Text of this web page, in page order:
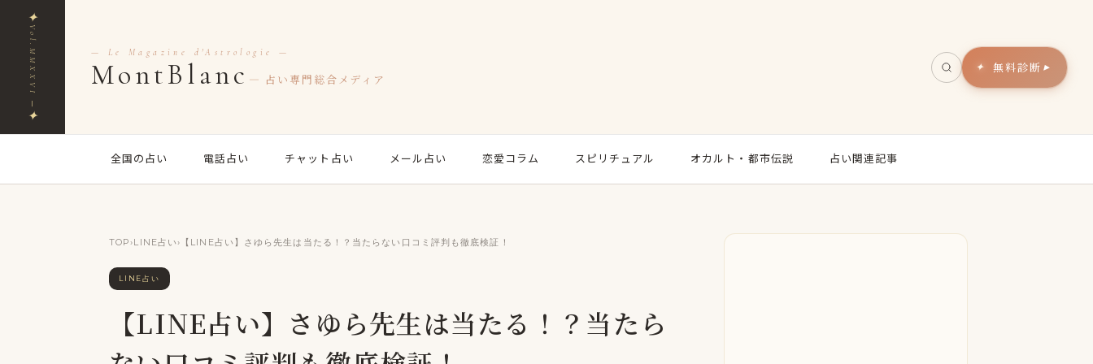
✦
Vol.MMXXVI ─
✦
— Le Magazine d'Astrologie —
MontBlanc — 占い専門総合メディア
無料診断 ▸
全国の占い 電話占い チャット占い メール占い 恋愛コラム スピリチュアル オカルト・都市伝説 占い関連記事
TOP›LINE占い› 【LINE占い】さゆら先生は当たる！？当たらない口コミ評判も徹底検証！
LINE占い
【LINE占い】さゆら先生は当たる！？当たら